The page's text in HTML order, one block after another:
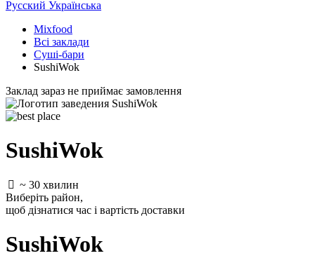
Русский Українська
Mixfood
Всі заклади
Суші-бари
SushiWok
Заклад зараз не приймає замовлення
SushiWok
~ 30 хвилин
Виберіть район,
щоб дізнатися час і вартість доставки
SushiWok